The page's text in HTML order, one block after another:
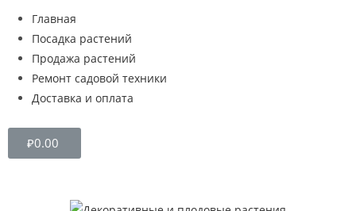
Главная
Посадка растений
Продажа растений
Ремонт садовой техники
Доставка и оплата
₽0.00